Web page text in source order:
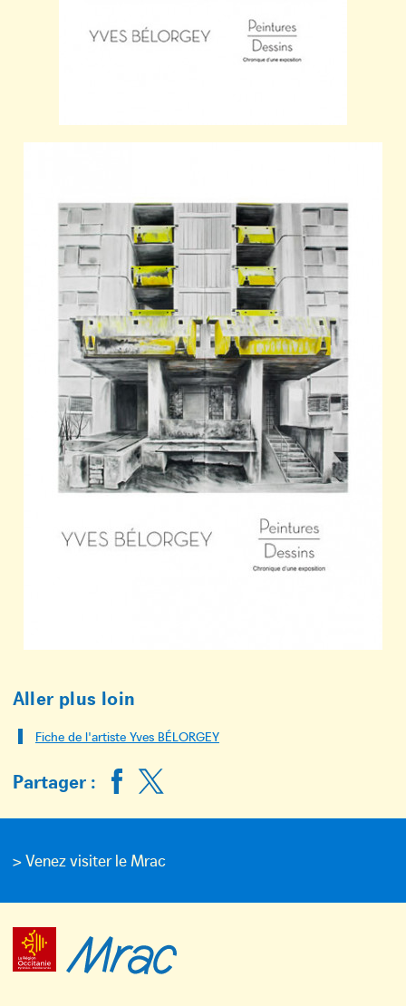
Aller plus loin
Fiche de l'artiste Yves BÉLORGEY
Partager :
> Venez visiter le Mrac